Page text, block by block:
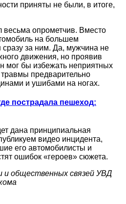
приняты не были, в итоге,
весьма опрометчив. Вместо
на большем
сразу за ним. Да, мужчина не
движения, но проявив
мог бы избежать неприятных
предварительно
и ушибами на ногах.
пострадала пешеход:
дана принципиальная
видео инцидента,
его автомобилисты и
ошибок «героев» сюжета.
общественных связей УВД